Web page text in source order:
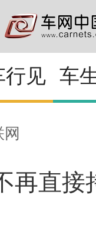
行见 车
再直接